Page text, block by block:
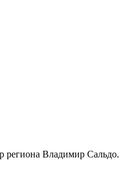
региона Владимир Сальдо.